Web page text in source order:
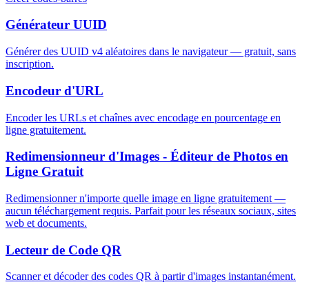
Générateur UUID
Générer des UUID v4 aléatoires dans le navigateur — gratuit, sans
inscription.
Encodeur d'URL
Encoder les URLs et chaînes avec encodage en pourcentage en
ligne gratuitement.
Redimensionneur d'Images - Éditeur de Photos en
Ligne Gratuit
Redimensionner n'importe quelle image en ligne gratuitement —
aucun téléchargement requis. Parfait pour les réseaux sociaux, sites
web et documents.
Lecteur de Code QR
Scanner et décoder des codes QR à partir d'images instantanément.